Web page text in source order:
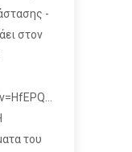
-
στον
του